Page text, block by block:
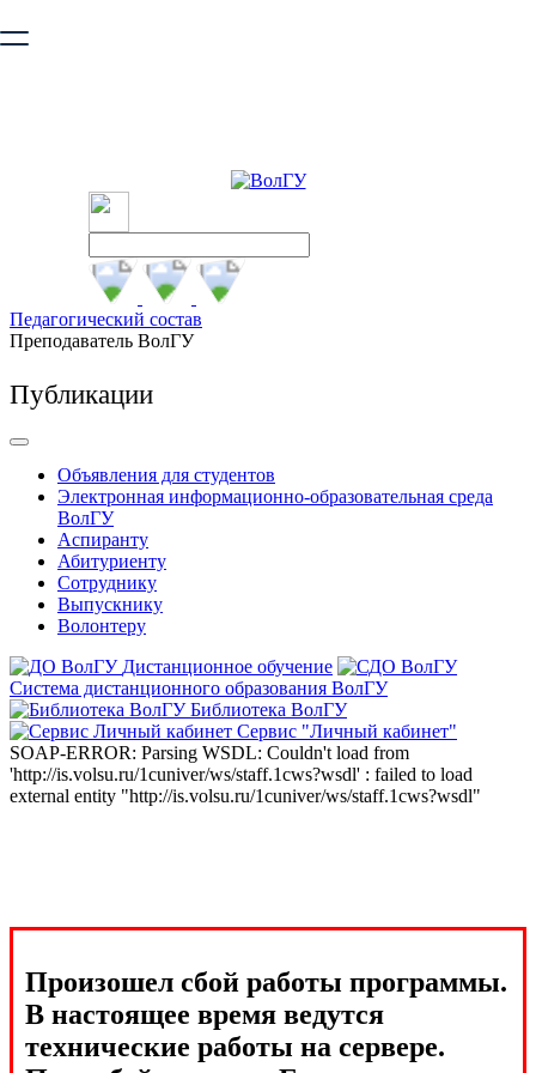
безопасную работу с сайтом. Пожалуйста
Педагогический состав
Преподаватель ВолГУ
Публикации
Объявления для студентов
Электронная информационно-образовательная среда
ВолГУ
Аспиранту
Абитуриенту
Сотруднику
Выпускнику
Волонтеру
Дистанционное обучение
Система дистанционного образования ВолГУ
Библиотека ВолГУ
Сервис "Личный кабинет"
SOAP-ERROR: Parsing WSDL: Couldn't load from
'http://is.volsu.ru/1cuniver/ws/staff.1cws?wsdl' : failed to load
external entity "http://is.volsu.ru/1cuniver/ws/staff.1cws?wsdl"
Произошел сбой работы программы.
В настоящее время ведутся
технические работы на сервере.